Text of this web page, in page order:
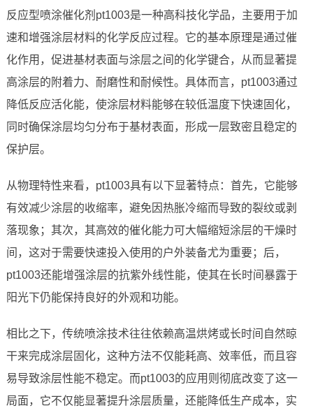
反应型喷涂催化剂pt1003是一种高科技化学品，主要用于加
速和增强涂层材料的化学反应过程。它的基本原理是通过催
化作用，促进基材表面与涂层之间的化学键合，从而显著提
高涂层的附着力、耐磨性和耐候性。具体而言，pt1003通过
降低反应活化能，使涂层材料能够在较低温度下快速固化，
同时确保涂层均匀分布于基材表面，形成一层致密且稳定的
保护层。
从物理特性来看，pt1003具有以下显著特点：首先，它能够
有效减少涂层的收缩率，避免因热胀冷缩而导致的裂纹或剥
落现象；其次，其高效的催化能力可大幅缩短涂层的干燥时
间，这对于需要快速投入使用的户外装备尤为重要；后，
pt1003还能增强涂层的抗紫外线性能，使其在长时间暴露于
阳光下仍能保持良好的外观和功能。
相比之下，传统喷涂技术往往依赖高温烘烤或长时间自然晾
干来完成涂层固化，这种方法不仅能耗高、效率低，而且容
易导致涂层性能不稳定。而pt1003的应用则彻底改变了这一
局面，它不仅能显著提升涂层质量，还能降低生产成本，实